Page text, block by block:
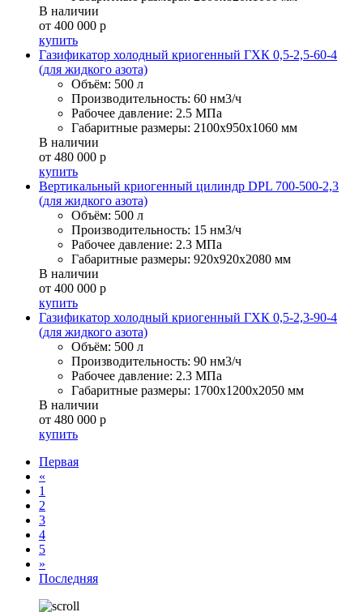
В наличии
от 400 000 р
купить
Газификатор холодный криогенный ГХК 0,5-2,5-60-4
(для жидкого азота)
Объём: 500 л
Производительность: 60 нм3/ч
Рабочее давление: 2.5 МПа
Габаритные размеры: 2100x950x1060 мм
В наличии
от 480 000 р
купить
Вертикальный криогенный цилиндр DPL 700-500-2,3
(для жидкого азота)
Объём: 500 л
Производительность: 15 нм3/ч
Рабочее давление: 2.3 МПа
Габаритные размеры: 920x920x2080 мм
В наличии
от 400 000 р
купить
Газификатор холодный криогенный ГХК 0,5-2,3-90-4
(для жидкого азота)
Объём: 500 л
Производительность: 90 нм3/ч
Рабочее давление: 2.3 МПа
Габаритные размеры: 1700x1200x2050 мм
В наличии
от 480 000 р
купить
Первая
«
1
2
3
4
5
»
Последняя